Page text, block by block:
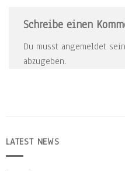
Schreibe einen
Du musst angemeldet
abzugeben.
LATEST NEWS